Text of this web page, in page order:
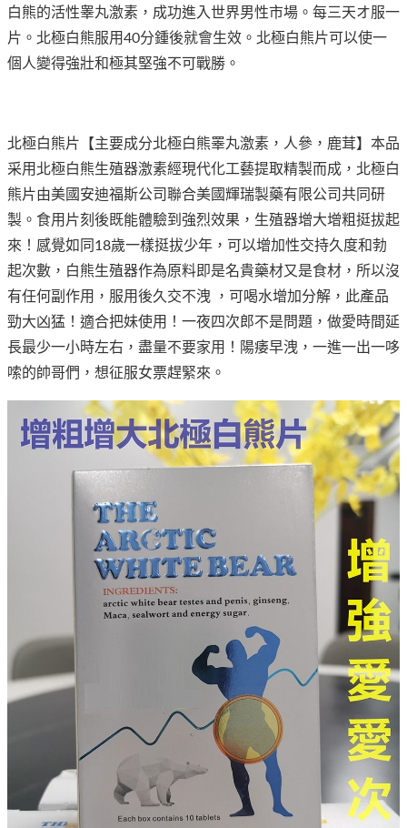
白熊的活性睾丸激素，成功進入世界男性市場。每三天オ服一
片。北極白熊服用40分鍾後就會生效。北極白熊片可以使一
個人變得強壯和極其堅強不可戰勝。
北極白熊片【主要成分北極白熊睪丸激素，人參，鹿茸】本品
采用北極白熊生殖器激素經現代化工藝提取精製而成，北極白
熊片由美國安迪福斯公司聯合美國輝瑞製藥有限公司共同研
製。食用片刻後既能體驗到強烈效果，生殖器增大增粗挺拔起
來！感覺如同18歲一樣挺拔少年，可以增加性交持久度和勃
起次數，白熊生殖器作為原料即是名貴藥材又是食材，所以沒
有任何副作用，服用後久交不洩 ，可喝水增加分解，此產品
勁大凶猛！適合把妹使用！一夜四次郎不是問題，做愛時間延
長最少一小時左右，盡量不要家用！陽痿早洩，一進一出一哆
嗦的帥哥們，想征服女票趕緊來。